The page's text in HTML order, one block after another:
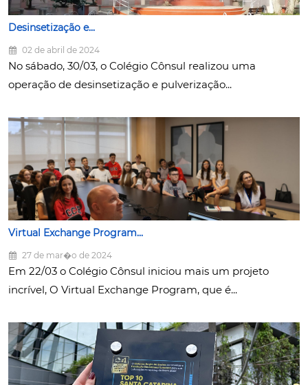
Desinsetização e...
02 de abril de 2024
No sábado, 30/03, o Colégio Cônsul realizou uma
operação de desinsetização e pulverização...
Virtual Exchange Program...
27 de mar�o de 2024
Em 22/03 o Colégio Cônsul iniciou mais um projeto
incrível, O Virtual Exchange Program, que é...